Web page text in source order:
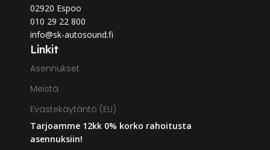
02920 Espoo
010 29 22 800
info@sk-autosound.fi
Linkit
Asennukset
Meistä
Evästekäytäntö (EU)
Tarjoamme 12kk 0% korko rahoitusta
asennuksiin!